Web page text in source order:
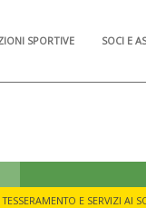
SPORTIVE SOCI E
TESSERAMENTO E SERVIZI AI